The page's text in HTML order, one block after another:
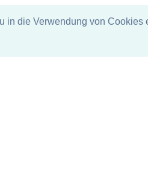
in die Verwendung von